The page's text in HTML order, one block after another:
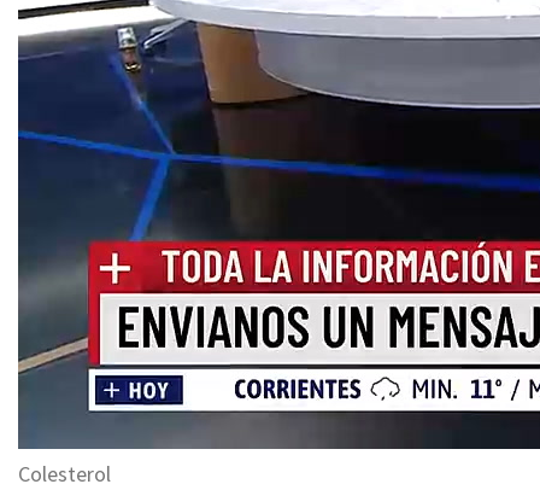
Colesterol